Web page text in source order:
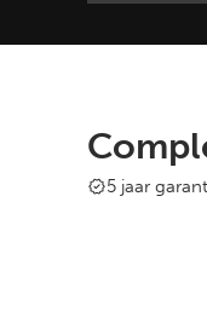
5 jaar